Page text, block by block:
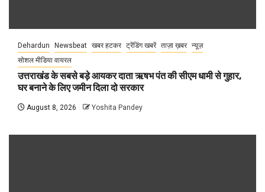
Dehardun Newsbeat खबर हटकर ट्रेंडिंग खबरें ताज़ा ख़बर न्यूज़
सोशल मीडिया वायरल
उत्तराखंड के सबसे बड़े आयकर दाता ऋषभ पंत की सीएम धामी से गुहार,
घर बनाने के लिए जमीन दिला दो सरकार
August 8, 2026 Yoshita Pandey